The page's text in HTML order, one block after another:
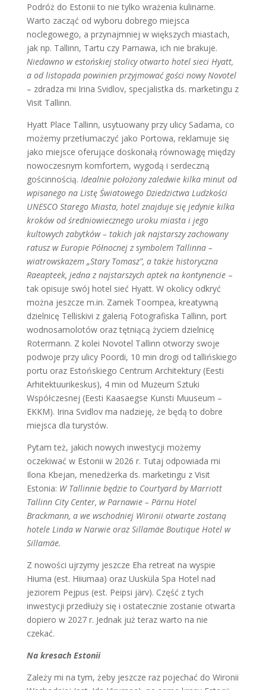
Podróż do Estonii to nie tylko wrażenia kulinarne.
Warto zacząć od wyboru dobrego miejsca
noclegowego, a przynajmniej w większych miastach,
jak np. Tallinn, Tartu czy Parnawa, ich nie brakuje.
Niedawno w estońskiej stolicy otwarto hotel sieci Hyatt,
a od listopada powinien przyjmować gości nowy Novotel
– zdradza mi Irina Svidlov, specjalistka ds. marketingu z
Visit Tallinn.
Hyatt Place Tallinn, usytuowany przy ulicy Sadama, co
możemy przetłumaczyć jako Portowa, reklamuje się
jako miejsce oferujące doskonałą równowagę między
nowoczesnym komfortem, wygodą i serdeczną
gościnnością. Idealnie położony zaledwie kilka minut od
wpisanego na Listę Światowego Dziedzictwa Ludzkości
UNESCO Starego Miasta, hotel znajduje się jedynie kilka
kroków od średniowiecznego uroku miasta i jego
kultowych zabytków – takich jak najstarszy zachowany
ratusz w Europie Północnej z symbolem Tallinna –
wiatrowskazem „Stary Tomasz”, a także historyczna
Raeapteek, jedna z najstarszych aptek na kontynencie–
tak opisuje swój hotel sieć Hyatt. W okolicy odkryć
można jeszcze m.in. Zamek Toompea, kreatywną
dzielnicę Telliskivi z galerią Fotografiska Tallinn, port
wodnosamolotów oraz tętniącą życiem dzielnicę
Rotermann. Z kolei Novotel Tallinn otworzy swoje
podwoje przy ulicy Poordi, 10 min drogi od tallińskiego
portu oraz Estońskiego Centrum Architektury (Eesti
Arhitektuurikeskus), 4 min od Muzeum Sztuki
Współczesnej (Eesti Kaasaegse Kunsti Muuseum –
EKKM). Irina Svidlov ma nadzieję, że będą to dobre
miejsca dla turystów.
Pytam też, jakich nowych inwestycji możemy
oczekiwać w Estonii w 2026 r. Tutaj odpowiada mi
Ilona Kbejan, menedżerka ds. marketingu z Visit
Estonia: W Tallinnie będzie to Courtyard by Marriott
Tallinn City Center, w Parnawie – Pärnu Hotel
Brackmann, a we wschodniej Wironii otwarte zostaną
hotele Linda w Narwie oraz Sillamäe Boutique Hotel w
Sillamäe.
Z nowości ujrzymy jeszcze Eha retreat na wyspie
Hiuma (est. Hiiumaa) oraz Uusküla Spa Hotel nad
jeziorem Pejpus (est. Peipsi järv). Część z tych
inwestycji przedłuży się i ostatecznie zostanie otwarta
dopiero w 2027 r. Jednak już teraz warto na nie
czekać.
Na kresach Estonii
Zależy mi na tym, żeby jeszcze raz pojechać do Wironii